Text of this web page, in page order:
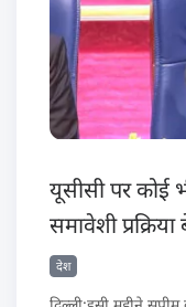
यूसीसी पर कोई
समावेशी
देश